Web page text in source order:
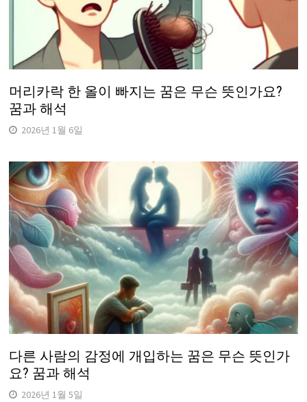
머리카락 한 올이 빠지는 꿈은 무슨 뜻인가요?
꿈과 해석
2026년 1월 6일
다른 사람의 감정에 개입하는 꿈은 무슨 뜻인가
요? 꿈과 해석
2026년 1월 5일